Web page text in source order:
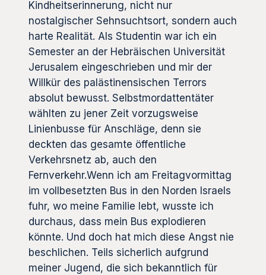
Kindheitserinnerung, nicht nur
nostalgischer Sehnsuchtsort, sondern auch
harte Realität. Als Studentin war ich ein
Semester an der Hebräischen Universität
Jerusalem eingeschrieben und mir der
Willkür des palästinensischen Terrors
absolut bewusst. Selbstmordattentäter
wählten zu jener Zeit vorzugsweise
Linienbusse für Anschläge, denn sie
deckten das gesamte öffentliche
Verkehrsnetz ab, auch den
Fernverkehr.Wenn ich am Freitagvormittag
im vollbesetzten Bus in den Norden Israels
fuhr, wo meine Familie lebt, wusste ich
durchaus, dass mein Bus explodieren
könnte. Und doch hat mich diese Angst nie
beschlichen. Teils sicherlich aufgrund
meiner Jugend, die sich bekanntlich für